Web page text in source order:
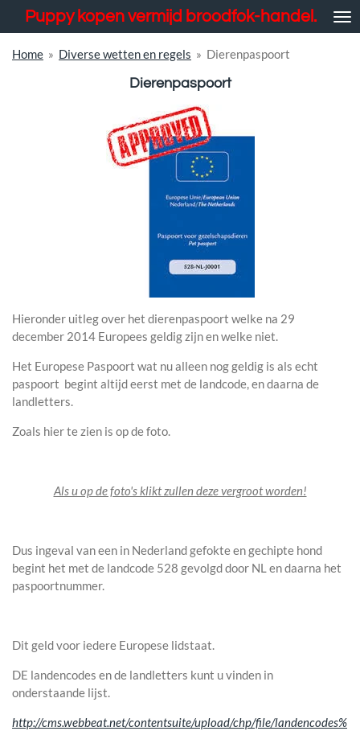
direct
naar
Puppy kopen vermijd broodfok-handel.
Home » Diverse wetten en regels » Dierenpaspoort
Dierenpaspoort
Hieronder uitleg over het dierenpaspoort welke na 29
december 2014 Europees geldig zijn en welke niet.
Het Europese Paspoort wat nu alleen nog geldig is als echt
paspoort begint altijd eerst met de landcode, en daarna de
landletters.
Zoals hier te zien is op de foto.
Als u op de foto's klikt zullen deze vergroot worden!
Dus ingeval van een in Nederland gefokte en gechipte hond
begint het met de landcode 528 gevolgd door NL en daarna het
paspoortnummer.
Dit geld voor iedere Europese lidstaat.
DE landencodes en de landletters kunt u vinden in
onderstaande lijst.
http://cms.webbeat.net/contentsuite/upload/chp/file/landencodes%